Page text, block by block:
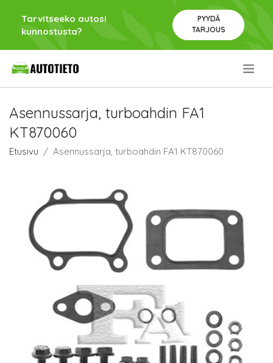
Tarvitseeko autosi
kunnostusta?
PYYDÄ
TARJOUS
Asennussarja, turboahdin FA1
KT870060
Etusivu Asennussarja, turboahdin FA1 KT870060